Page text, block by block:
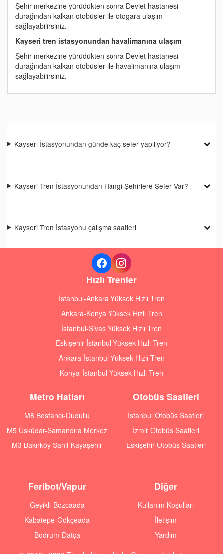
Şehir merkezine yürüdükten sonra Devlet hastanesi
durağından kalkan otobüsler ile otogara ulaşım
sağlayabilirsiniz.
Kayseri tren istasyonundan havalimanına ulaşım
Şehir merkezine yürüdükten sonra Devlet hastanesi
durağından kalkan otobüsler ile havalimanına ulaşım
sağlayabilirsiniz.
Kayseri İstasyonundan günde kaç sefer yapılıyor?
Kayseri Tren İstasyonundan Hangi Şehirlere Sefer Var?
Kayseri Tren İstasyonu çalışma saatleri
Hızlı Trenler
İstanbul-Ankara Yüksek Hızlı Tren
Ankara-Konya Yüksek Hızlı Tren
İstanbul-Sivas Yüksek Hızlı Tren
Eskişehir-İstanbul Yüksek Hızlı Tren
Ankara-İstanbul Yüksek Hızlı Tren
Konya-İstanbul Yüksek Hızlı Tren
Metro Hatları
M8 Bostancı-Dudullu
M5 Üsküdar-Samandıra Merkez
M3 Bakırköy Sahil-Kayaşehir
Otobüs Saatleri
İstanbul Otobüs Saatleri
İzmir Otobüs Saatleri
Eskişehir Otobüs Saatleri
Feribot/Vapur
Geyikli-Bozcaada
Kabatepe-Gökçeada
Bodrum-Datça
Diğer
Kullanım Koşulları
İletişim
Yardım